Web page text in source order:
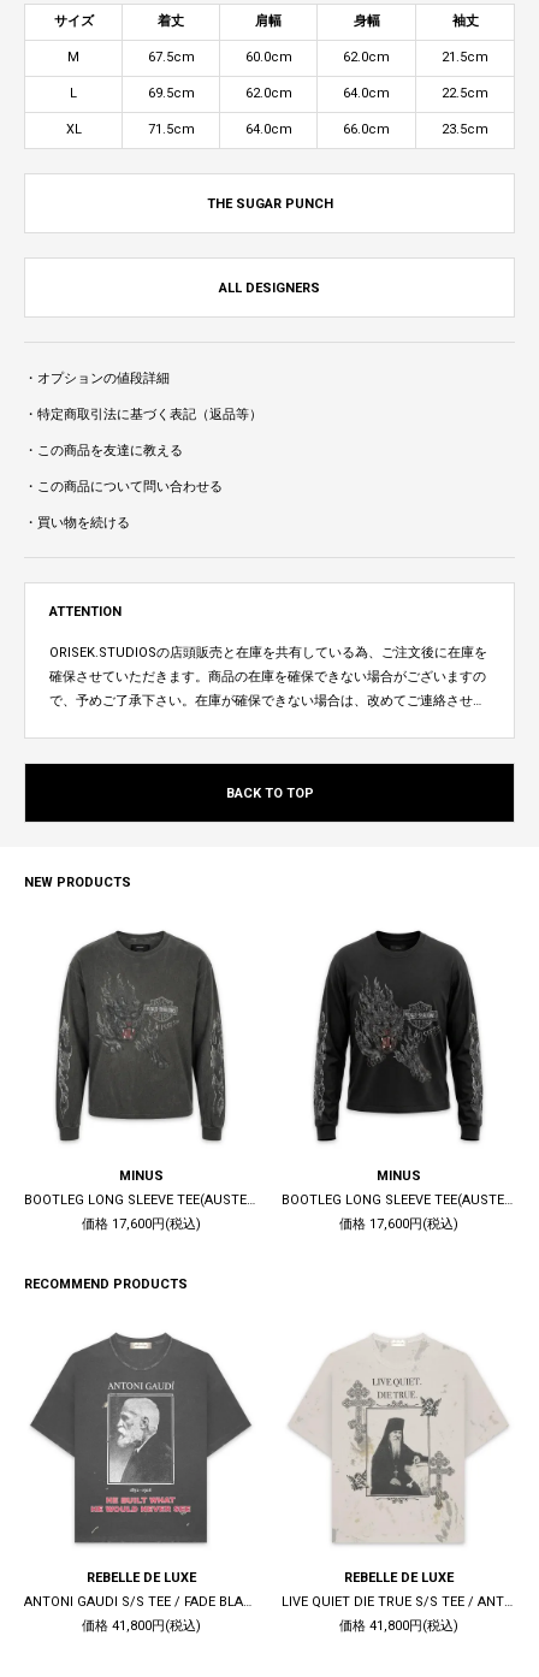
サイズ 着丈 肩幅 身幅 袖丈
M 67.5cm 60.0cm 62.0cm 21.5cm
L 69.5cm 62.0cm 64.0cm 22.5cm
XL 71.5cm 64.0cm 66.0cm 23.5cm
THE SUGAR PUNCH
ALL DESIGNERS
・オプションの値段詳細
・特定商取引法に基づく表記（返品等）
・この商品を友達に教える
・この商品について問い合わせる
・買い物を続ける
ATTENTION
ORISEK.STUDIOSの店頭販売と在庫を共有している為、ご注文後に在庫を
確保させていただきます。商品の在庫を確保できない場合がございますの
で、予めご了承下さい。在庫が確保できない場合は、改めてご連絡させて
BACK TO TOP
NEW PRODUCTS
MINUS
BOOTLEG LONG SLEEVE TEE(AUSTERE) / 10YEARS BLACK
価格 17,600円(税込)
MINUS
BOOTLEG LONG SLEEVE TEE(AUSTERE) / 5YEARS BLACK
価格 17,600円(税込)
RECOMMEND PRODUCTS
REBELLE DE LUXE
ANTONI GAUDI S/S TEE / FADE BLACK
価格 41,800円(税込)
REBELLE DE LUXE
LIVE QUIET DIE TRUE S/S TEE / ANTIQUE WHITE
価格 41,800円(税込)